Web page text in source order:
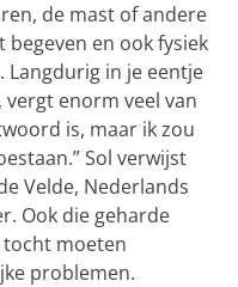
de mast of andere
en ook fysiek
Langdurig in je eentje
vergt enorm veel van
is, maar ik zou
Sol verwijst
Velde, Nederlands
Ook die geharde
moeten
problemen.